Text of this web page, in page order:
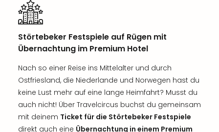
Störtebeker Festspiele auf Rügen mit
Übernachtung im Premium Hotel
Nach so einer Reise ins Mittelalter und durch
Ostfriesland, die Niederlande und Norwegen hast du
keine Lust mehr auf eine lange Heimfahrt? Musst du
auch nicht! Über Travelcircus buchst du gemeinsam
mit deinem Ticket für die Störtebeker Festspiele
direkt auch eine Übernachtung in einem Premium